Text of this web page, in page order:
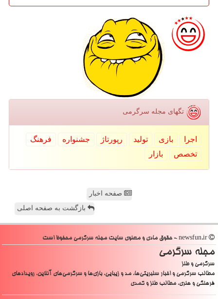
تگهای مجله سرگرمی
اجرا بازی تولید رپورتاژ جشنواره
فرهنگ
تخصص
بازار
صفحه اخبار
بازگشت به صفحه اصلی
مجله سرگرمی
سرگرمی و طنز
مطالب سرگرمی و اخبار سلبریتی‌ها، مد و زیبایی، بازی‌ها و سرگرمی‌های آنلاین، رویدادهای
فرهنگی و هنری، مطالب طنز و کمدی